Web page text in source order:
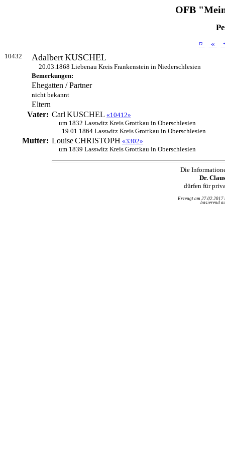
OFB
¤ «
10432 AdalbertKUSCHEL
20.03.1868 Liebenau Kreis Frankenstein in Niederschlesien
Bemerkungen:
Ehegatten / Partner
nicht bekannt
Eltern
Vater: Carl KUSCHEL «10412»
um 1832 Lasswitz Kreis Grottkau in Oberschlesien
19.01.1864 Lasswitz Kreis Grottkau in Oberschlesien
Mutter: LouiseCHRISTOPH «3302»
um 1839 Lasswitz Kreis Grottkau in Oberschlesien
Die
Dr.
dürfen für
Erzeugt am
basierend